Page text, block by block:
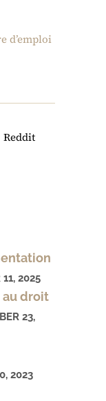
d’emploi
Reddit
2025
au droit
23,
2023